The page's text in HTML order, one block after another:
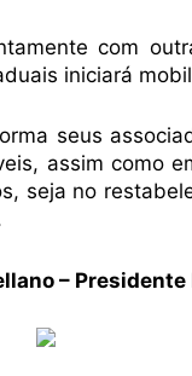
com
iniciará
seus
assim como
seja no
– Presidente